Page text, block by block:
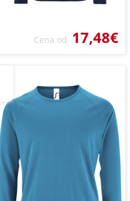
Cena od 17,48€